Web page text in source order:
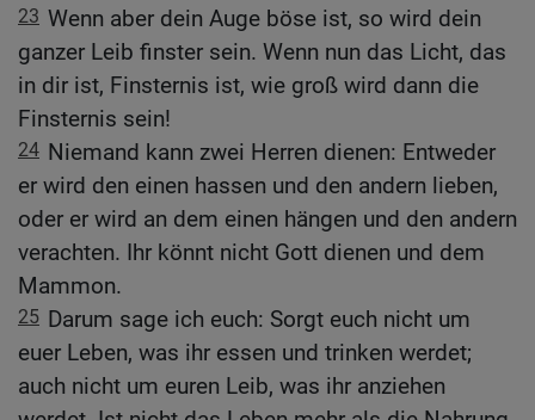
23 Wenn aber dein Auge böse ist, so wird dein
ganzer Leib finster sein. Wenn nun das Licht, das
in dir ist, Finsternis ist, wie groß wird dann die
Finsternis sein!
24 Niemand kann zwei Herren dienen: Entweder
er wird den einen hassen und den andern lieben,
oder er wird an dem einen hängen und den andern
verachten. Ihr könnt nicht Gott dienen und dem
Mammon.
25 Darum sage ich euch: Sorgt euch nicht um
euer Leben, was ihr essen und trinken werdet;
auch nicht um euren Leib, was ihr anziehen